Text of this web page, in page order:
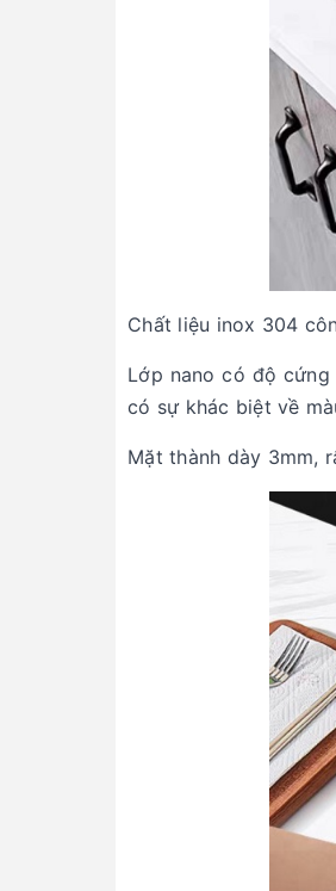
Chất liệu inox 304
Lớp nano có độ
có sự khác biệt về
Mặt thành dày 3mm,